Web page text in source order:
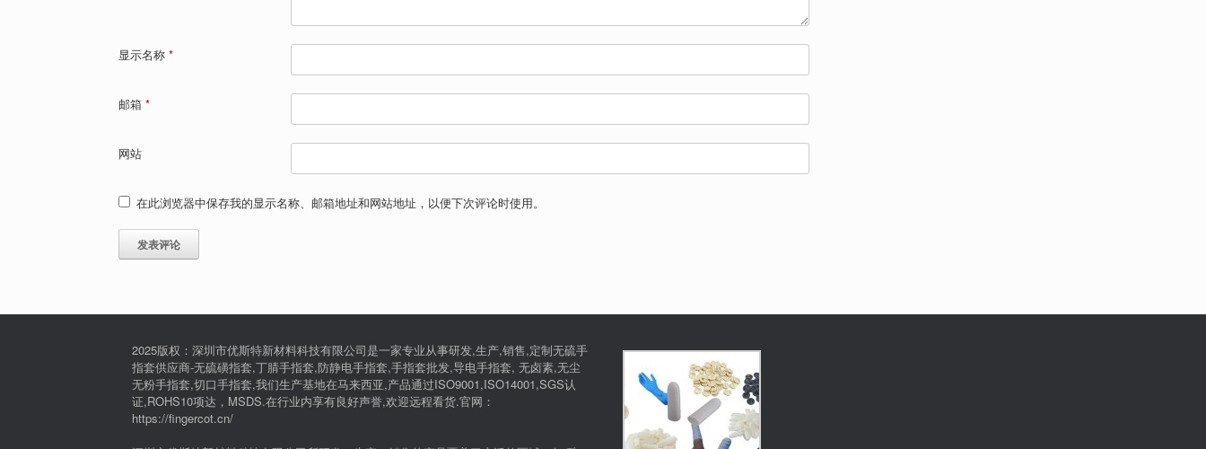
显示名称 *
邮箱 *
网站
在此浏览器中保存我的显示名称、邮箱地址和网站地址，以便下次评论时使用。
2025版权：深圳市优斯特新材料科技有限公司是一家专业从事研发,生产,销售,定制无硫手
指套供应商-无硫磺指套,丁腈手指套,防静电手指套,手指套批发,导电手指套, 无卤素,无尘
无粉手指套,切口手指套,我们生产基地在马来西亚,产品通过ISO9001,ISO14001,SGS认
证,ROHS10项达，MSDS.在行业内享有良好声誉,欢迎远程看货.官网：
https://fingercot.cn/